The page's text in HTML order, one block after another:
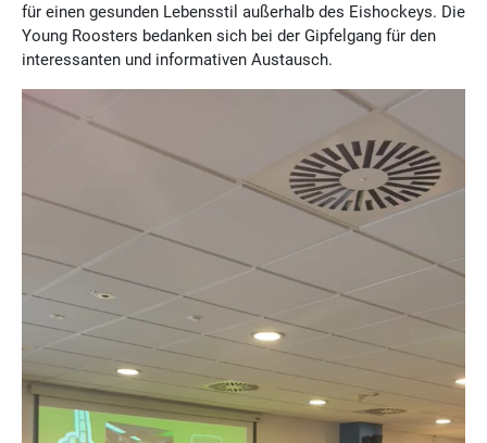
für einen gesunden Lebensstil außerhalb des Eishockeys. Die
Young Roosters bedanken sich bei der Gipfelgang für den
interessanten und informativen Austausch.